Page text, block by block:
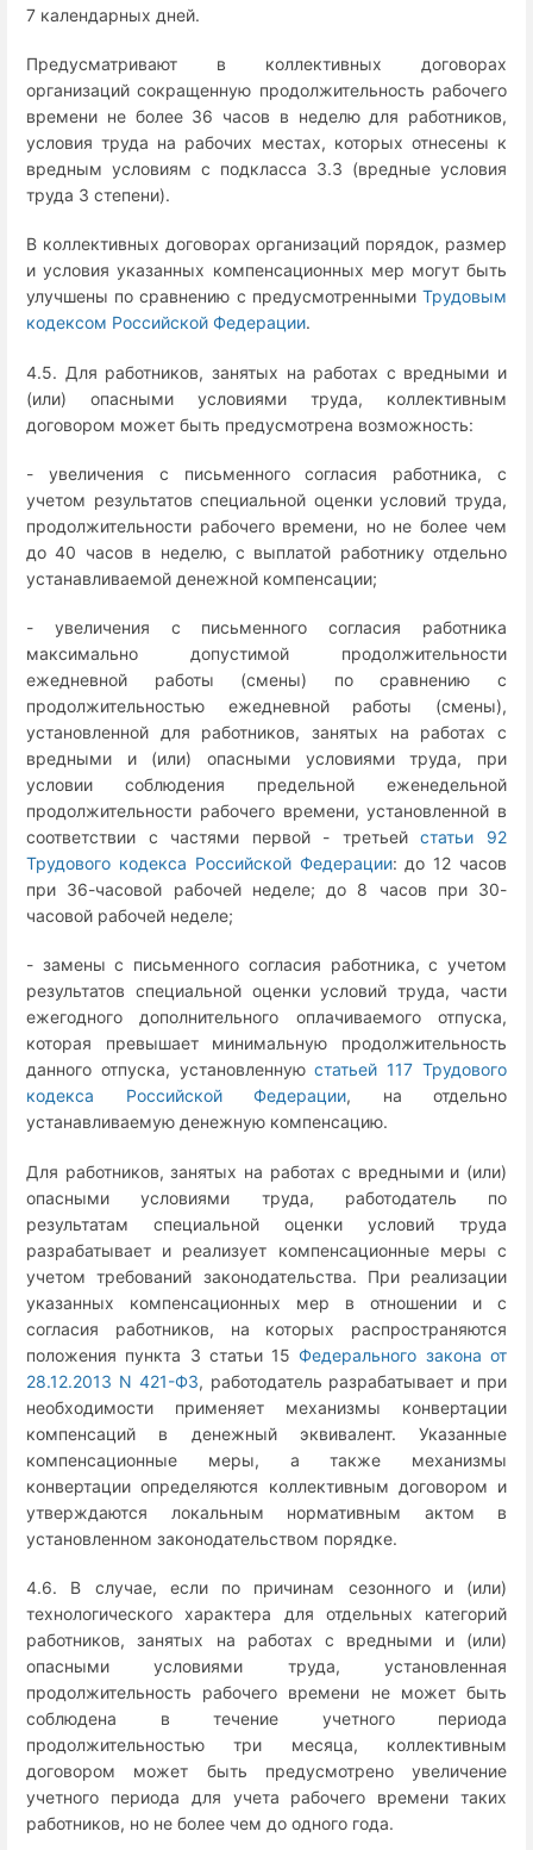
7 календарных дней.
Предусматривают в коллективных договорах
организаций сокращенную продолжительность рабочего
времени не более 36 часов в неделю для работников,
условия труда на рабочих местах, которых отнесены к
вредным условиям с подкласса 3.3 (вредные условия
труда 3 степени).
В коллективных договорах организаций порядок, размер
и условия указанных компенсационных мер могут быть
улучшены по сравнению с предусмотренными Трудовым
кодексом Российской Федерации.
4.5. Для работников, занятых на работах с вредными и
(или) опасными условиями труда, коллективным
договором может быть предусмотрена возможность:
- увеличения с письменного согласия работника, с
учетом результатов специальной оценки условий труда,
продолжительности рабочего времени, но не более чем
до 40 часов в неделю, с выплатой работнику отдельно
устанавливаемой денежной компенсации;
- увеличения с письменного согласия работника
максимально допустимой продолжительности
ежедневной работы (смены) по сравнению с
продолжительностью ежедневной работы (смены),
установленной для работников, занятых на работах с
вредными и (или) опасными условиями труда, при
условии соблюдения предельной еженедельной
продолжительности рабочего времени, установленной в
соответствии с частями первой - третьейстатьи 92
Трудового кодекса Российской Федерации: до 12 часов
при 36-часовой рабочей неделе; до 8 часов при 30-
часовой рабочей неделе;
- замены с письменного согласия работника, с учетом
результатов специальной оценки условий труда, части
ежегодного дополнительного оплачиваемого отпуска,
которая превышает минимальную продолжительность
данного отпуска, установленнуюстатьей 117 Трудового
кодекса Российской Федерации, на отдельно
устанавливаемую денежную компенсацию.
Для работников, занятых на работах с вредными и (или)
опасными условиями труда, работодатель по
результатам специальной оценки условий труда
разрабатывает и реализует компенсационные меры с
учетом требований законодательства. При реализации
указанных компенсационных мер в отношении и с
согласия работников, на которых распространяются
положения пункта 3 статьи 15 Федерального закона от
28.12.2013 N 421-ФЗ, работодатель разрабатывает и при
необходимости применяет механизмы конвертации
компенсаций в денежный эквивалент. Указанные
компенсационные меры, а также механизмы
конвертации определяются коллективным договором и
утверждаются локальным нормативным актом в
установленном законодательством порядке.
4.6. В случае, если по причинам сезонного и (или)
технологического характера для отдельных категорий
работников, занятых на работах с вредными и (или)
опасными условиями труда, установленная
продолжительность рабочего времени не может быть
соблюдена в течение учетного периода
продолжительностью три месяца, коллективным
договором может быть предусмотрено увеличение
учетного периода для учета рабочего времени таких
работников, но не более чем до одного года.